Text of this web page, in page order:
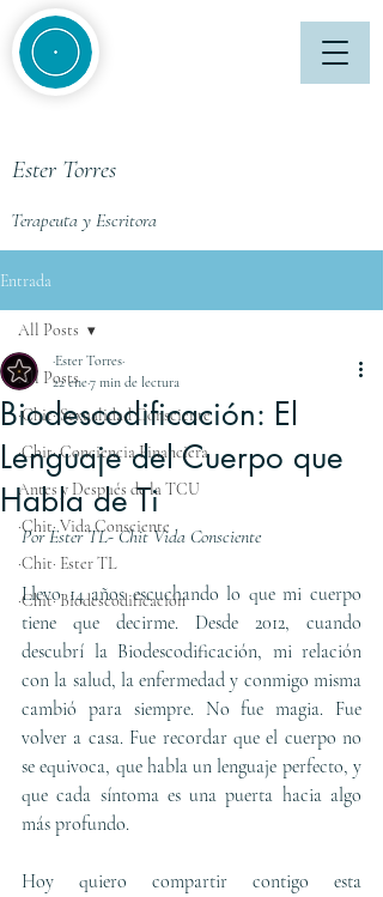
Terapeuta y Escritora
Ester Torres
Entrada
All Posts
·Chit· Sexualidad Consciente
·Chit· Conciencia Financiera
Antes y Después de la TCU
·Chit· Vida Consciente
·Chit· Ester TL
·Chit· Biodescodificación
All Posts
Biodescodificación: El
Lenguaje del Cuerpo que
Habla de Ti
·Ester Torres·
22 ene7 min de lectura
Por Ester TL- Chit Vida Consciente
Llevo 14 años escuchando lo que mi cuerpo
tiene que decirme. Desde 2012, cuando
descubrí la Biodescodificación, mi relación
con la salud, la enfermedad y conmigo misma
cambió para siempre. No fue magia. Fue
volver a casa. Fue recordar que el cuerpo no
se equivoca, que habla un lenguaje perfecto, y
que cada síntoma es una puerta hacia algo
más profundo.
Hoy quiero compartir contigo esta